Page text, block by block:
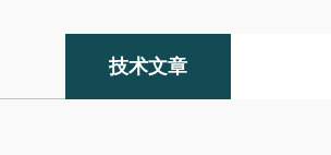
技术文章